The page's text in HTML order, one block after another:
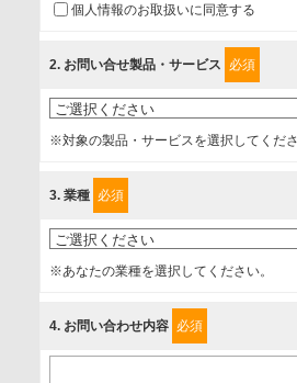
に取扱い、これらで定める範囲内で、
内等のために利用させていただいており
情報を提供されるお客様（本人）に対
的、管理者、提供の有無、情報提供の
確認し、当社への情報提供がお客様の
上げます。
事業者名
個人情報保護責任者
個人情報のお取扱いに同意する
2. お問い合せ製品・サービス 必須
※対象の製品・サービスを選択してくださ
3. 業種 必須
※あなたの業種を選択してください。
4. お問い合わせ内容 必須